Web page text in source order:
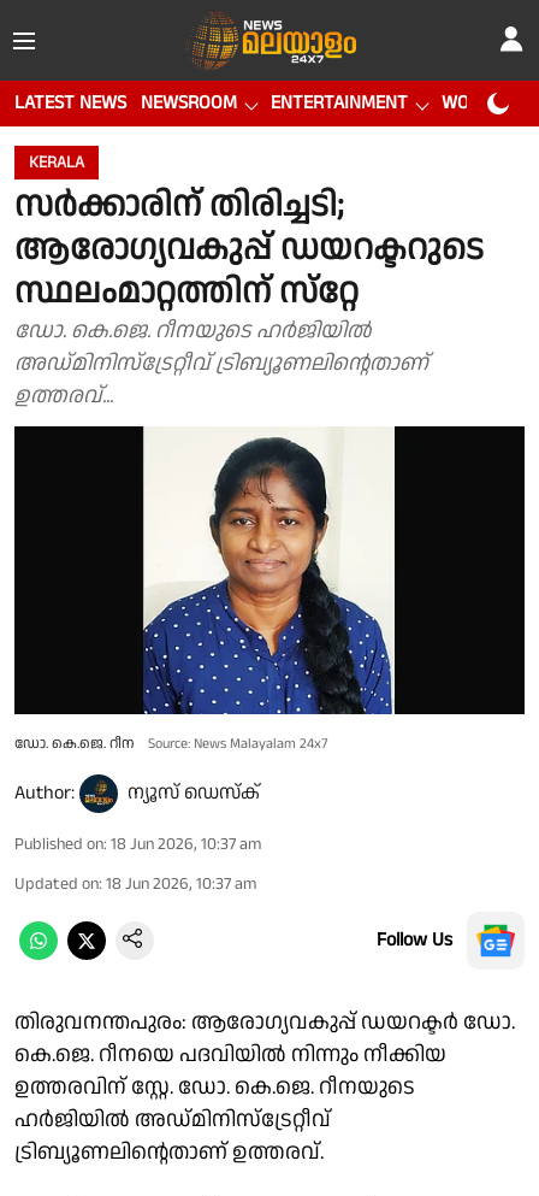
LATEST NEWS NEWSROOM ENTERTAINMENT WORLD CUP
KERALA
സര്‍ക്കാരിന് തിരിച്ചടി;
ആരോഗ്യവകുപ്പ് ഡയറക്ടറുടെ
സ്ഥലംമാറ്റത്തിന് സ്‌റ്റേ
ഡോ. കെ.ജെ. റീനയുടെ ഹർജിയിൽ
അഡ്മിനിസ്ട്രേറ്റീവ് ട്രിബ്യൂണലിന്റെതാണ്
ഉത്തരവ്...
ഡോ. കെ.ജെ. റീന Source: News Malayalam 24x7
Author: ന്യൂസ് ഡെസ്ക്
Published on: 18 Jun 2026, 10:37 am
Updated on: 18 Jun 2026, 10:37 am
Follow Us
തിരുവനന്തപുരം: ആരോഗ്യവകുപ്പ് ഡയറക്ടർ ഡോ.
കെ.ജെ. റീനയെ പദവിയിൽ നിന്നും നീക്കിയ
ഉത്തരവിന് സ്റ്റേ. ഡോ. കെ.ജെ. റീനയുടെ
ഹർജിയിൽ അഡ്മിനിസ്ട്രേറ്റീവ്
ട്രിബ്യൂണലിന്റെതാണ് ഉത്തരവ്.